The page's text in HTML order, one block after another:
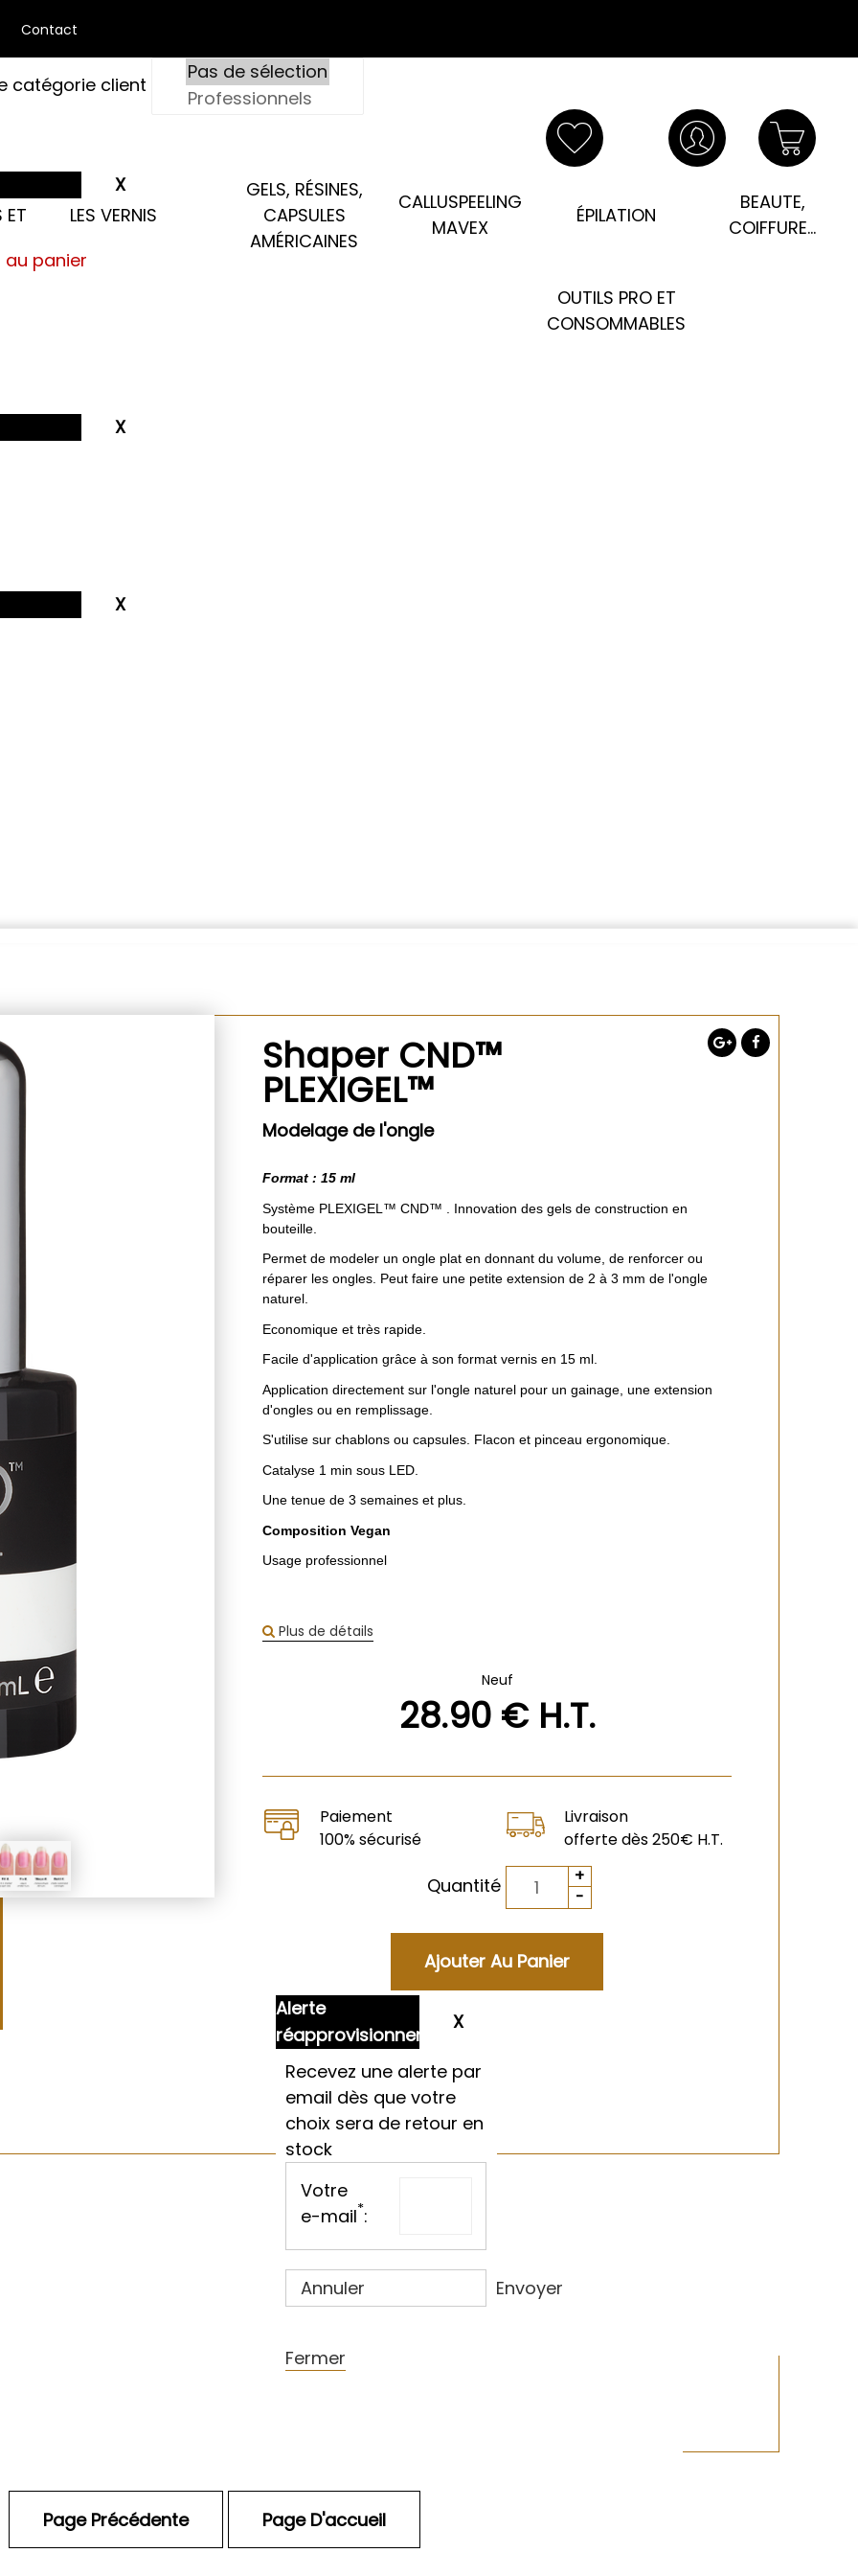
Contact
catégorie client
panier
ET LES VERNIS
GELS, RÉSINES,
CAPSULES
AMÉRICAINES
CALLUSPEELING
MAVEX
ÉPILATION
BEAUTE,
COIFFURE...
OUTILS PRO ET
CONSOMMABLES
Shaper CND™
PLEXIGEL™
Modelage de l'ongle
Format : 15 ml
Système PLEXIGEL™ CND™ . Innovation des gels de construction en
bouteille.
Permet de modeler un ongle plat en donnant du volume, de renforcer ou
réparer les ongles. Peut faire une petite extension de 2 à 3 mm de l'ongle
naturel.
Economique et très rapide.
Facile d'application grâce à son format vernis en 15 ml.
Application directement sur l'ongle naturel pour un gainage, une extension
d'ongles ou en remplissage.
S'utilise sur chablons ou capsules. Flacon et pinceau ergonomique.
Catalyse 1 min sous LED.
Une tenue de 3 semaines et plus.
Composition Vegan
Usage professionnel
Plus de détails
Neuf
28.90€ H.T.
Paiement
100% sécurisé
Livraison
offerte dès 250€ H.T.
Quantité
Alerte
réapprovisionnement
Recevez une alerte par
email dès que votre
choix sera de retour en
stock
Votre
e-mail*:
Annuler Envoyer
Fermer